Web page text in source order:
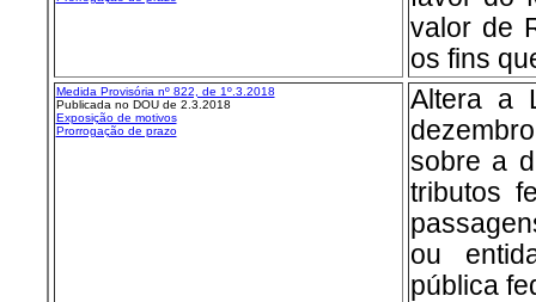
valor de
os fins
Medida Provisória nº 822, de 1º.3.2018
Publicada no DOU de 2.3.2018
Exposição de motivos
Prorrogação de prazo
Altera a
sobre a
tributos
ou
pública